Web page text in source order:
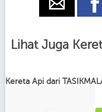
Lihat Juga
Kereta Api dari